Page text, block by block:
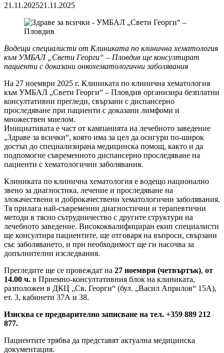
21.11.202521.11.2025
Водещи специалисти от Клиниката по клинична хематология
към УМБАЛ „Свети Георги“ – Пловдив ще консултират
пациенти с доказани онкохематологични заболявания
На 27 ноември 2025 г. Клиниката по клинична хематология
към УМБАЛ „Свети Георги“ – Пловдив организира безплатни
консултативни прегледи, свързани с диспансерно
проследяване при пациенти с доказани лимфоми и
множествен миелом.
Инициативата е част от кампанията на лечебното заведение
„Здраве за всички“, която има за цел да осигури по-широк
достъп до специализирана медицинска помощ, както и да
подпомогне съвременното диспансерно проследяване на
пациенти с хематологични заболявания.
Клиниката по клинична хематология е водещо национално
звено за диагностика, лечение и проследяване на
злокачествени и доброкачествени хематологични заболявания.
Тя прилага най-съвременни диагностични и терапевтични
методи в тясно сътрудничество с другите структури на
лечебното заведение. Висококвалифициран екип специалисти
ще консултира пациентите, ще отговаря на въпроси, свързани
със заболяването, и при необходимост ще ги насочва за
допълнителни изследвания.
Прегледите ще се провеждат на 27 ноември (четвъртък), от
14.00 ч. в Приемно-консултативния блок на клиниката,
разположен в ДКЦ „Св. Георги“ (бул. „Васил Априлов“ 15А),
ет. 3, кабинети 37А и 38.
Изисква се предварително записване на тел. +359 889 212
877.
Пациентите трябва да представят актуална медицинска
документация.